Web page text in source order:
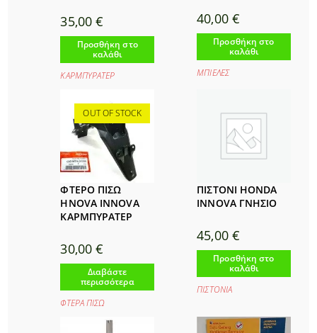
35,00€
Προσθήκη στο
καλάθι
ΚΑΡΜΠΥΡΑΤΕΡ
40,00 €
Προσθήκη στο
καλάθι
ΜΠΙΕΛΕΣ
OUT OF STOCK
ΦΤΕΡΟ ΠΙΣΩ
HNOVA INNOVA
ΚΑΡΜΠΥΡΑΤΕΡ
30,00€
Διαβάστε
περισσότερα
ΦΤΕΡΑ ΠΙΣΩ
ΠΙΣΤΟΝΙ HONDA
INNOVA ΓΝΗΣΙΟ
45,00 €
Προσθήκη στο
καλάθι
ΠΙΣΤΟΝΙΑ